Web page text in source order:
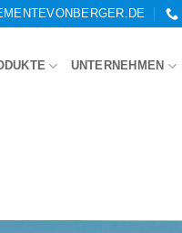
UNTERNEHMEN